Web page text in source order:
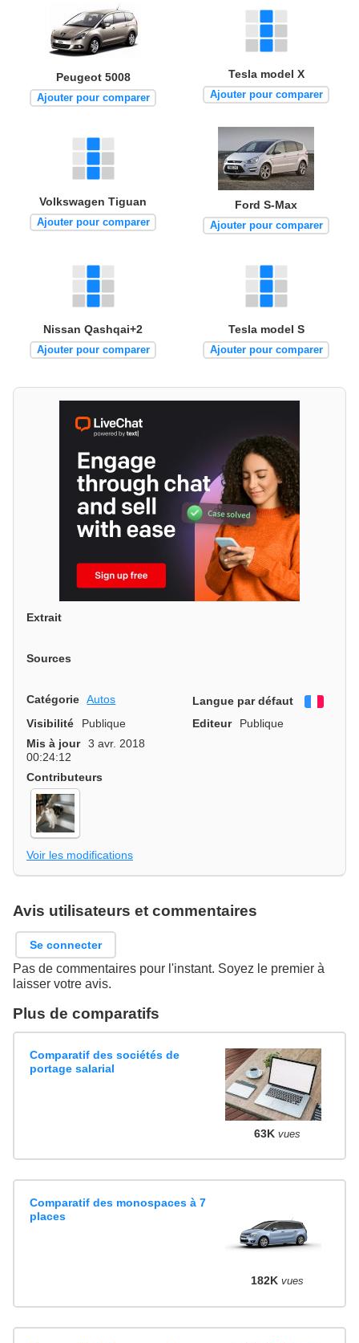
Peugeot 5008
Ajouter pour comparer
Tesla model X
Ajouter pour comparer
Volkswagen Tiguan
Ajouter pour comparer
Ford S-Max
Ajouter pour comparer
Nissan Qashqai+2
Ajouter pour comparer
Tesla model S
Ajouter pour comparer
Extrait
Sources
Catégorie Autos Langue par défaut
Visibilité
Publique Editeur
Publique
Mis à jour
3 avr. 2018
00:24:12
Contributeurs
Voir les modifications
Avis utilisateurs et commentaires
Se connecter
Pas de commentaires pour l'instant. Soyez le premier à
laisser votre avis.
Plus de comparatifs
Comparatif des sociétés de
portage salarial
63K vues
Comparatif des monospaces à 7
places
182K vues